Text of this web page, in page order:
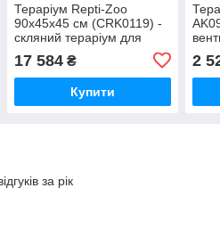
Тераріум Repti-Zoo
90x45x45 см (CRK0119) -
скляний тераріум для
17 584₴
Купити
2
за рік